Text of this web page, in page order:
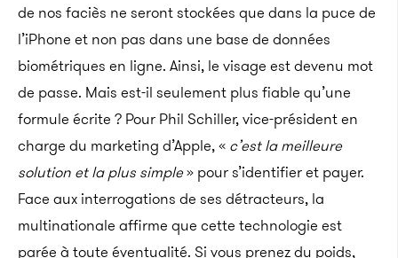
de nos faciès ne seront stockées que dans la puce de
l’iPhone et non pas dans une base de données
biométriques en ligne. Ainsi, le visage est devenu mot
de passe. Mais est-il seulement plus fiable qu’une
formule écrite ? Pour Phil Schiller, vice-président en
charge du marketing d’Apple, « c’est la meilleure
solution et la plus simple» pour s’identifier et payer.
Face aux interrogations de ses détracteurs, la
multinationale affirme que cette technologie est
parée à toute éventualité. Si vous prenez du poids,